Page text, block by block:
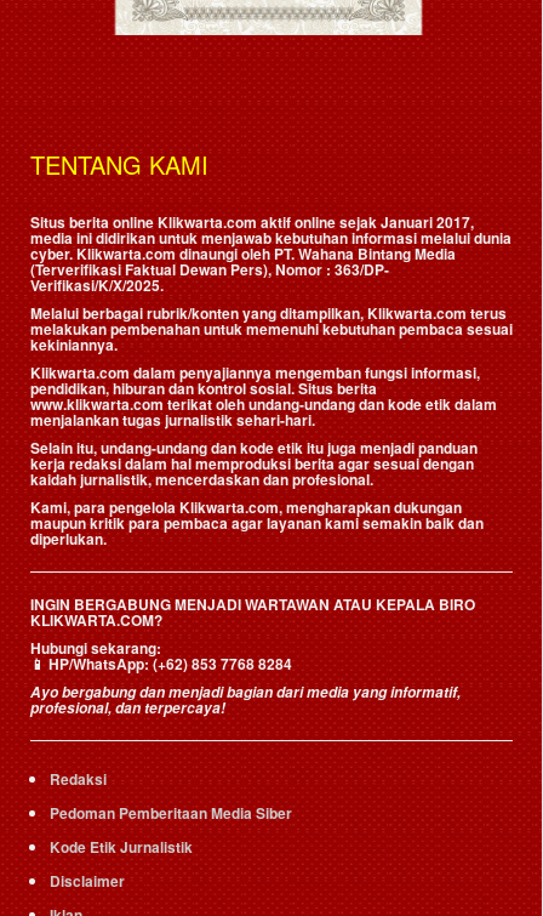
TENTANG KAMI
Situs berita online Klikwarta.com aktif online sejak Januari 2017,
media ini didirikan untuk menjawab kebutuhan informasi melalui dunia
cyber. Klikwarta.com dinaungi oleh PT. Wahana Bintang Media
(Terverifikasi Faktual Dewan Pers), Nomor : 363/DP-
Verifikasi/K/X/2025.
Melalui berbagai rubrik/konten yang ditampilkan, Klikwarta.com terus
melakukan pembenahan untuk memenuhi kebutuhan pembaca sesuai
kekiniannya.
Klikwarta.com dalam penyajiannya mengemban fungsi informasi,
pendidikan, hiburan dan kontrol sosial. Situs berita
www.klikwarta.com terikat oleh undang-undang dan kode etik dalam
menjalankan tugas jurnalistik sehari-hari.
Selain itu, undang-undang dan kode etik itu juga menjadi panduan
kerja redaksi dalam hal memproduksi berita agar sesuai dengan
kaidah jurnalistik, mencerdaskan dan profesional.
Kami, para pengelola Klikwarta.com, mengharapkan dukungan
maupun kritik para pembaca agar layanan kami semakin baik dan
diperlukan.
INGIN BERGABUNG MENJADI WARTAWAN ATAU KEPALA BIRO
KLIKWARTA.COM?
Hubungi sekarang:
📱HP/WhatsApp:(+62) 853 7768 8284
Ayo bergabung dan menjadi bagian dari media yang informatif,
profesional, dan terpercaya!
Redaksi
Pedoman Pemberitaan Media Siber
Kode Etik Jurnalistik
Disclaimer